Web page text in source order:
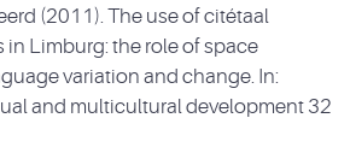
(2011). The use of citétaal
Limburg: the role of space
variation and change. In:
and multicultural development 32